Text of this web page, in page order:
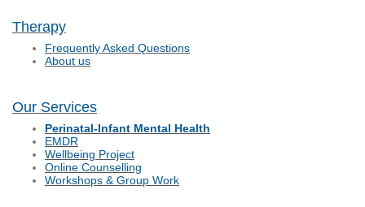
Therapy
Frequently Asked Questions
About us
Our Services
Perinatal-Infant Mental Health
EMDR
Wellbeing Project
Online Counselling
Workshops & Group Work